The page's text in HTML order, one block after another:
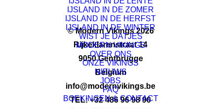
IJSLAND IN DE ZOMER
IJSLAND IN DE HERFST
IJSLAND IN DE WINTER
WIST JE DATJES
MODERN VIKINGS
OVER ONS
ONZE VIKINGS
NIEUWS
JOBS
FAQ
BOEKINGEN & CONTACT
© Modern Vikings 2026
Rijkeklarenstraat 14
9050 Gentbrugge
Belgium
info@modernvikings.be
TEL: +32 486 96 98 90